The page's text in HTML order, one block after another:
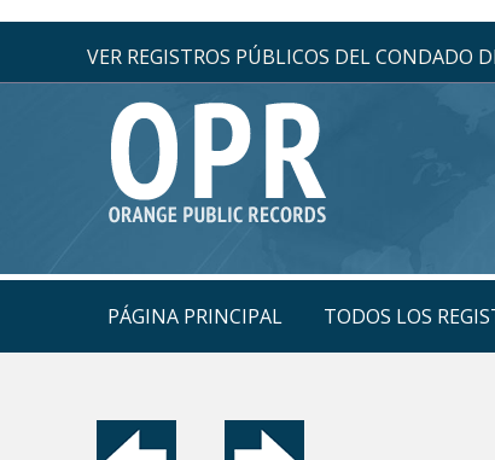
VER REGISTROS PÚBLICOS DEL CONDADO
PÁGINA PRINCIPAL TODOS LOS